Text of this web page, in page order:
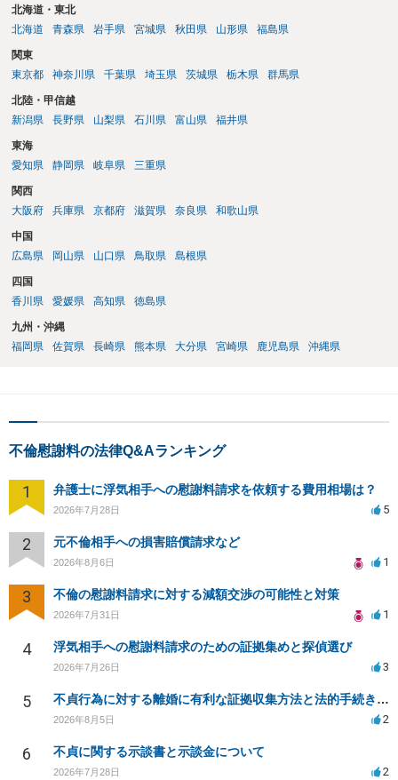
北海道・東北
北海道
青森県 岩手県 宮城県 秋田県 山形県 福島県
関東
東京都
神奈川県 千葉県 埼玉県 茨城県 栃木県 群馬県
北陸・甲信越
新潟県
長野県 山梨県 石川県 富山県 福井県
東海
愛知県
静岡県 岐阜県 三重県
関西
大阪府
兵庫県 京都府 滋賀県 奈良県 和歌山県
中国
広島県
岡山県 山口県 鳥取県 島根県
四国
香川県
愛媛県 高知県 徳島県
九州・沖縄
福岡県
佐賀県 長崎県 熊本県 大分県 宮崎県 鹿児島県 沖縄県
不倫慰謝料の法律Q&Aランキング
1 弁護士に浮気相手への慰謝料請求を依頼する費用相場は？
2026年7月28日 5
2 元不倫相手への損害賠償請求など
2026年8月6日 1
3 不倫の慰謝料請求に対する減額交渉の可能性と対策
2026年7月31日 1
4 浮気相手への慰謝料請求のための証拠集めと探偵選び
2026年7月26日 3
5 不貞行為に対する離婚に有利な証拠収集方法と法的手続きについて
2026年8月5日 2
6 不貞に関する示談書と示談金について
2026年7月28日 2